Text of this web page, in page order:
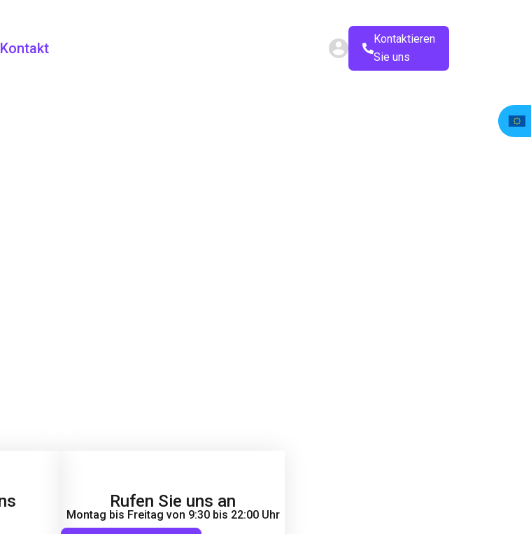
Kontakt
Kontaktieren
Sie uns
Rufen Sie uns an
Montag bis Freitag von 9:30 bis 22:00 Uhr